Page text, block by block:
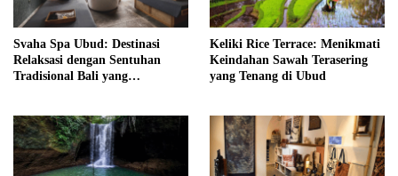
Svaha Spa Ubud: Destinasi
Relaksasi dengan Sentuhan
Tradisional Bali yang
Keliki Rice Terrace: Menikmati
Keindahan Sawah Terasering
yang Tenang di Ubud